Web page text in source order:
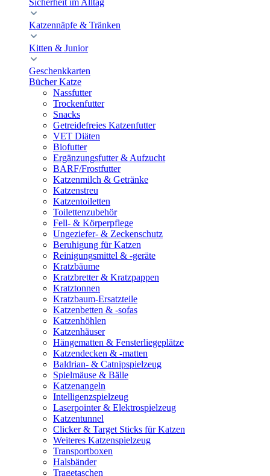
Sicherheit im Alltag
Katzennäpfe & Tränken
Kitten & Junior
Geschenkkarten
Bücher Katze
Nassfutter
Trockenfutter
Snacks
Getreidefreies Katzenfutter
VET Diäten
Biofutter
Ergänzungsfutter & Aufzucht
BARF/Frostfutter
Katzenmilch & Getränke
Katzenstreu
Katzentoiletten
Toilettenzubehör
Fell- & Körperpflege
Ungeziefer- & Zeckenschutz
Beruhigung für Katzen
Reinigungsmittel & -geräte
Kratzbäume
Kratzbretter & Kratzpappen
Kratztonnen
Kratzbaum-Ersatzteile
Katzenbetten & -sofas
Katzenhöhlen
Katzenhäuser
Hängematten & Fensterliegeplätze
Katzendecken & -matten
Baldrian- & Catnipspielzeug
Spielmäuse & Bälle
Katzenangeln
Intelligenzspielzeug
Laserpointer & Elektrospielzeug
Katzentunnel
Clicker & Target Sticks für Katzen
Weiteres Katzenspielzeug
Transportboxen
Halsbänder
Tragetaschen